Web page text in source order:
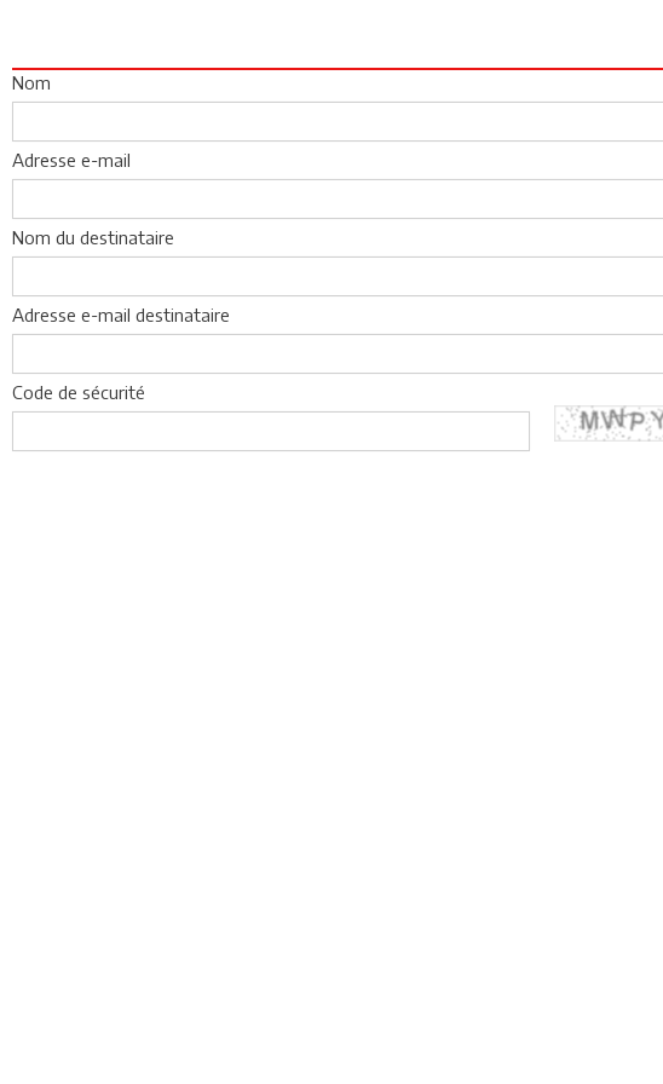
Nom
Adresse e-mail
Nom du destinataire
Adresse e-mail destinataire
Code de sécurité